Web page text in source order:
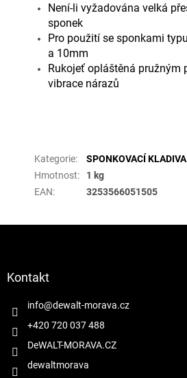
Není-li vyžadována velká
sponek
Pro použití se sponkami
a 10mm
Rukojeť opláštěná pružným
vibrace nárazů
Kategorie:
SPONKOVACÍ KLADIVA
Hmotnost:
1 kg
EAN: 3253566051505
Kontakt
info@dewalt-morava.cz
+420 720 037 488
DeWALT-MORAVA.CZ
dewaltmorava